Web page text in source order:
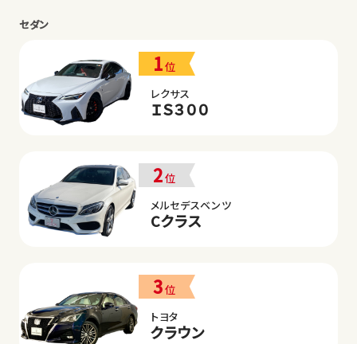
セダン
1位
レクサス
ＩＳ３００
2位
メルセデスベンツ
Cクラス
3位
トヨタ
クラウン